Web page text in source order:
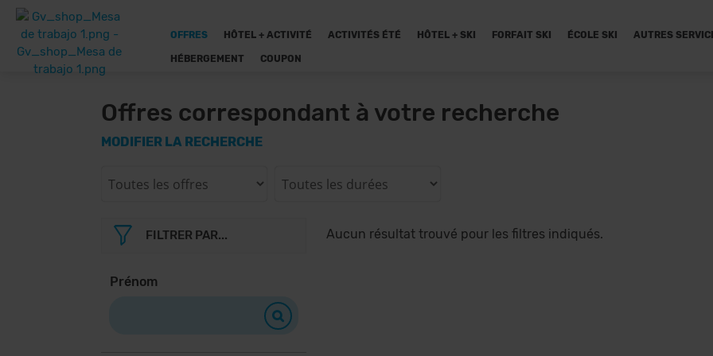
OFFRES HÔTEL + ACTIVITÉ ACTIVITÉS ÉTÉ HÔTEL + SKI FORFAIT SKI ÉCOLE SKI AUTRES
HÉBERGEMENT COUPON
Offres correspondant à votre recherche
MODIFIER LA RECHERCHE
FILTRER PAR...
Prénom
Aucun résultat trouvé pour les filtres indiqués.